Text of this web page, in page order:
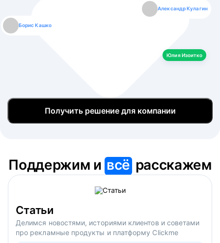
Борис Кашко
Александр Кулагин
Юлия Изоитко
Юлия Изоитко
Даниил Макаров
Александр Кулагин
Екатерина Лазаренко
Даниил Макаров
Борис Кашко
Екатерина Лазаренко
Юлия Изоитко
Получить решение для компании
Поддержим ивсё расскажем
Статьи
Делимся новостями, историями клиентов и советами
про рекламные продукты и платформу Clickme